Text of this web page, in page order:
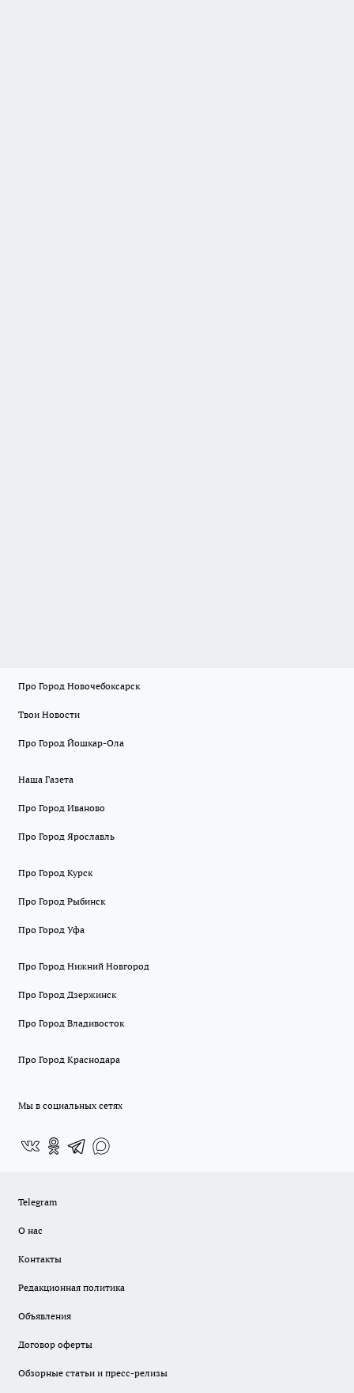
Про Город Новочебоксарск
Твои Новости
Про Город Йошкар-Ола
Наша Газета
Про Город Иваново
Про Город Ярославль
Про Город Курск
Про Город Рыбинск
Про Город Уфа
Про Город Нижний Новгород
Про Город Дзержинск
Про Город Владивосток
Про Город Краснодара
Мы в социальных сетях
Telegram
О нас
Контакты
Редакционная политика
Объявления
Договор оферты
Обзорные статьи и пресс-релизы